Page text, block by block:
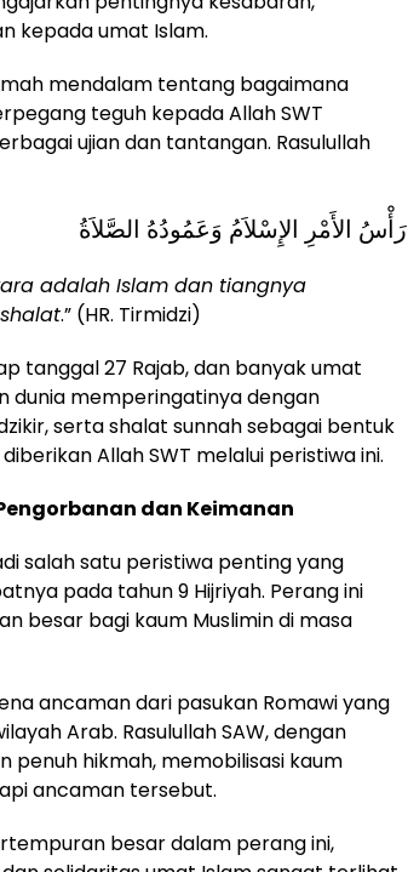
kepada umat Islam.
mendalam tentang bagaimana
teguh kepada Allah SWT
ujian dan tantangan. Rasulullah
رَأْسُ الأَمْرِ الإِسْلاَمُ وَعَمُودُهُ الصَّلاَةُ
adalah Islam dan tiangnya
.” (HR. Tirmidzi)
tanggal 27 Rajab, dan banyak umat
dunia memperingatinya dengan
serta shalat sunnah sebagai bentuk
Allah SWT melalui peristiwa ini.
dan Keimanan
salah satu peristiwa penting yang
pada tahun 9 Hijriyah. Perang ini
besar bagi kaum Muslimin di masa
ancaman dari pasukan Romawi yang
Arab. Rasulullah SAW, dengan
penuh hikmah, memobilisasi kaum
ancaman tersebut.
besar dalam perang ini,